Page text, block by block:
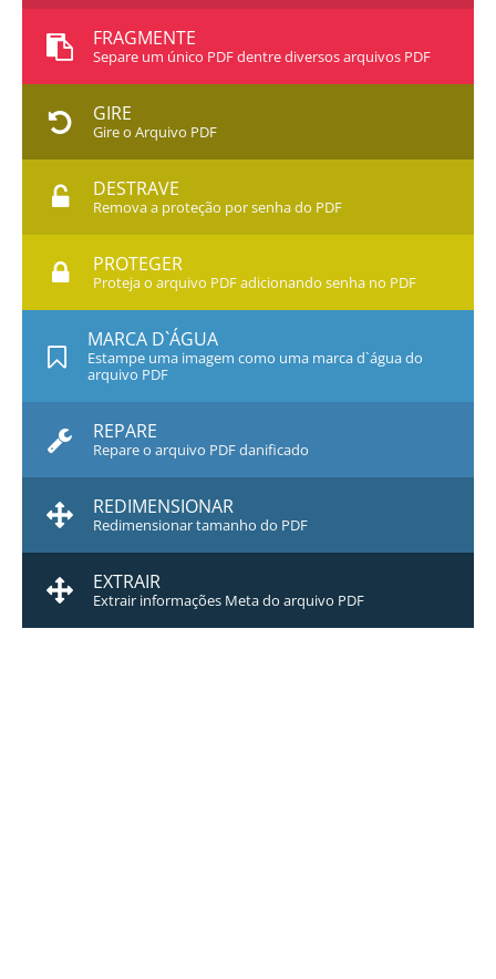
FRAGMENTE
Separe um único PDF dentre diversos arquivos PDF
GIRE
Gire o Arquivo PDF
DESTRAVE
Remova a proteção por senha do PDF
PROTEGER
Proteja o arquivo PDF adicionando senha no PDF
MARCA D`ÁGUA
Estampe uma imagem como uma marca d`água do
arquivo PDF
REPARE
Repare o arquivo PDF danificado
REDIMENSIONAR
Redimensionar tamanho do PDF
EXTRAIR
Extrair informações Meta do arquivo PDF